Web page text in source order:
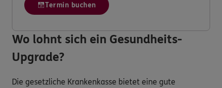
Termin buchen
Wo lohnt sich ein Gesundheits-
Upgrade?
Die gesetzliche Krankenkasse bietet eine gute